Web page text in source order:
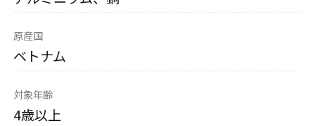
原産国
ベトナム
対象年齢
4歳以上